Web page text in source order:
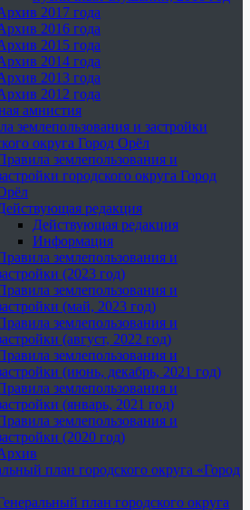
2017 года
2016 года
2015 года
2014 года
2013 года
2012 года
амнистия
землепользования и застройки
округа Город Орёл
землепользования и
городского округа Город
редакция
Действующая редакция
Информация
землепользования и
(2023 год)
землепользования и
(май, 2023 год)
землепользования и
(август, 2022 год)
землепользования и
(июнь, декабрь, 2021 год)
землепользования и
(январь, 2021 год)
землепользования и
(2020 год)
план городского округа «Город
план городского округа